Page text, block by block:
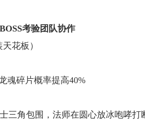
考验团队协作
花板）
魂碎片概率提高40%
三角包围，法师在圆心放冰咆哮打